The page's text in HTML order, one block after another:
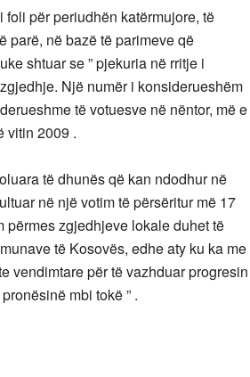
për periudhën katërmujore, të
parë, në bazë të parimeve që
shtuar se ” pjekuria në rritje i
Një numër i konsiderueshëm
të votuesve në nëntor, më e
vitin 2009 .
të dhunës që kan ndodhur në
në një votim të përsëritur më 17
përmes zgjedhjeve lokale duhet të
të Kosovës, edhe aty ku ka me
vendimtare për të vazhduar progresin
mbi tokë ” .